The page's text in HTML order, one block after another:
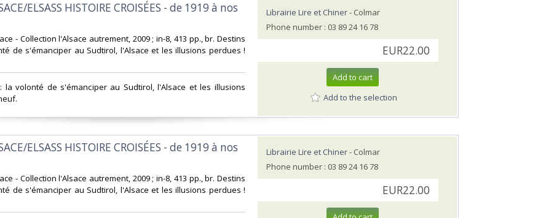
ELSASS HISTOIRE CROISÉES - de 1919 à nos
- Collection l'Alsace autrement, 2009 ; in-8, 413 pp., br. Destins
de s'émanciper au Sudtirol, l'Alsace et les illusions perdues !
la volonté de s'émanciper au Sudtirol, l'Alsace et les illusions
Librairie Lire et Chiner- Colmar
Phone number : 03 89 24 16 78
EUR22.00
Add to cart
Add to the selection
ELSASS HISTOIRE CROISÉES - de 1919 à nos
- Collection l'Alsace autrement, 2009 ; in-8, 413 pp., br. Destins
de s'émanciper au Sudtirol, l'Alsace et les illusions perdues !
Librairie Lire et Chiner- Colmar
Phone number : 03 89 24 16 78
EUR22.00